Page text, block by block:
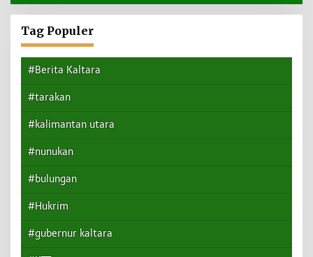
Tag Populer
#Berita Kaltara
#tarakan
#kalimantan utara
#nunukan
#bulungan
#Hukrim
#gubernur kaltara